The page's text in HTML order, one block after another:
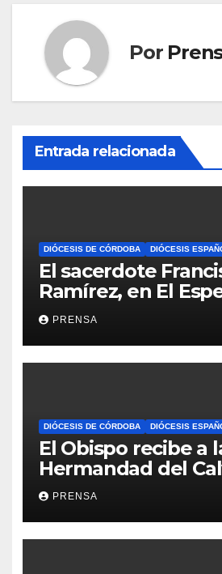
Por
Entrada relacionada
DIÓCESIS DE CÓRDOBA DIÓCESIS
El sacerdote
Ramírez, en El
Iglesia
PRENSA
DIÓCESIS DE CÓRDOBA DIÓCESIS
El Obispo recibe a
Hermandad del
PRENSA